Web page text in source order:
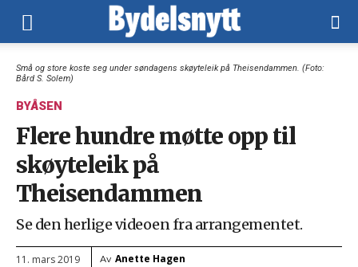
Små og store koste seg under søndagens skøyteleik på Theisendammen. (Foto:
Bård S. Solem)
BYÅSEN
Flere hundre møtte opp til
skøyteleik på
Theisendammen
Se den herlige videoen fra arrangementet.
11. mars 2019 Av Anette Hagen